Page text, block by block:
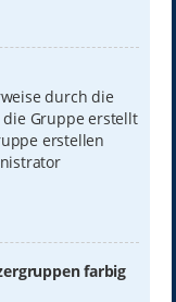
durch die
Gruppe erstellt
erstellen
farbig